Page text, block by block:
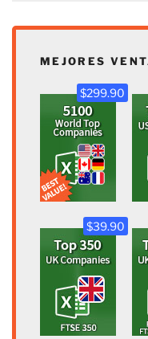
MEJORES
$299.90
$39.90